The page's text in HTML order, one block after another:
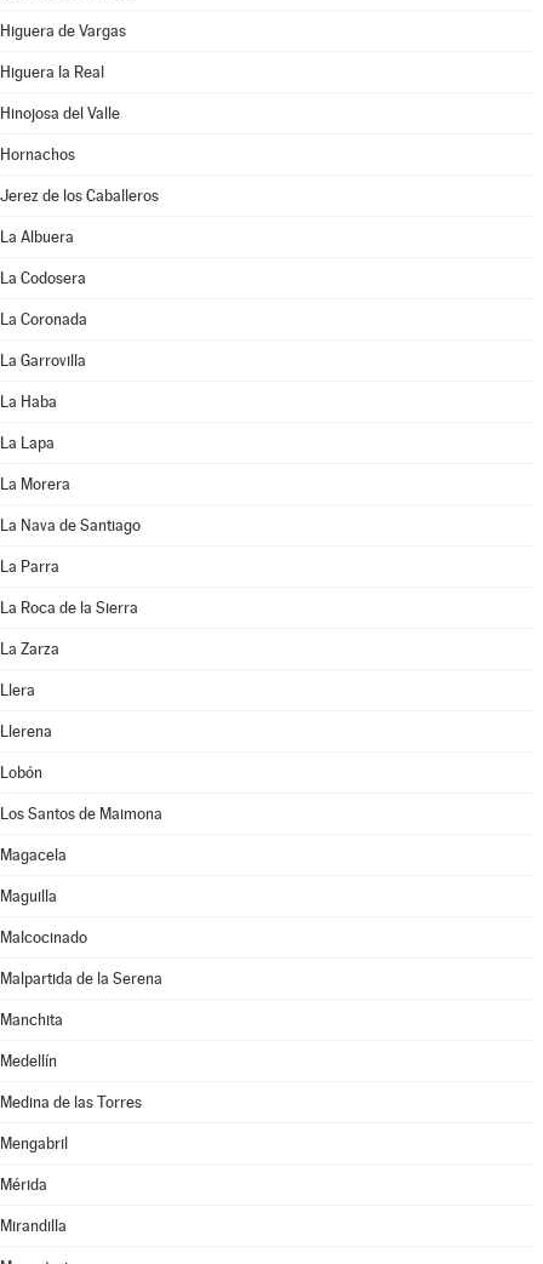
Higuera de Vargas
Higuera la Real
Hinojosa del Valle
Hornachos
Jerez de los Caballeros
La Albuera
La Codosera
La Coronada
La Garrovilla
La Haba
La Lapa
La Morera
La Nava de Santiago
La Parra
La Roca de la Sierra
La Zarza
Llera
Llerena
Lobón
Los Santos de Maimona
Magacela
Maguilla
Malcocinado
Malpartida de la Serena
Manchita
Medellín
Medina de las Torres
Mengabril
Mérida
Mirandilla